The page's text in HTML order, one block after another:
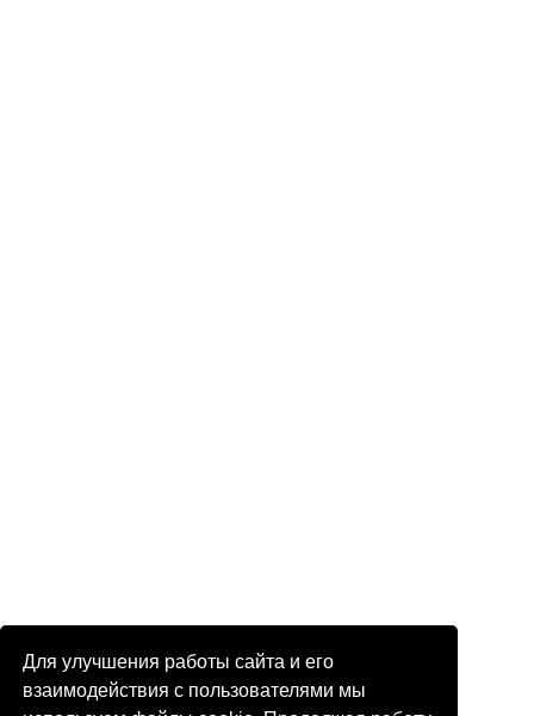
Для улучшения работы сайта и его
взаимодействия с пользователями мы